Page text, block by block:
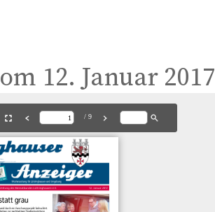
12. Januar 2017